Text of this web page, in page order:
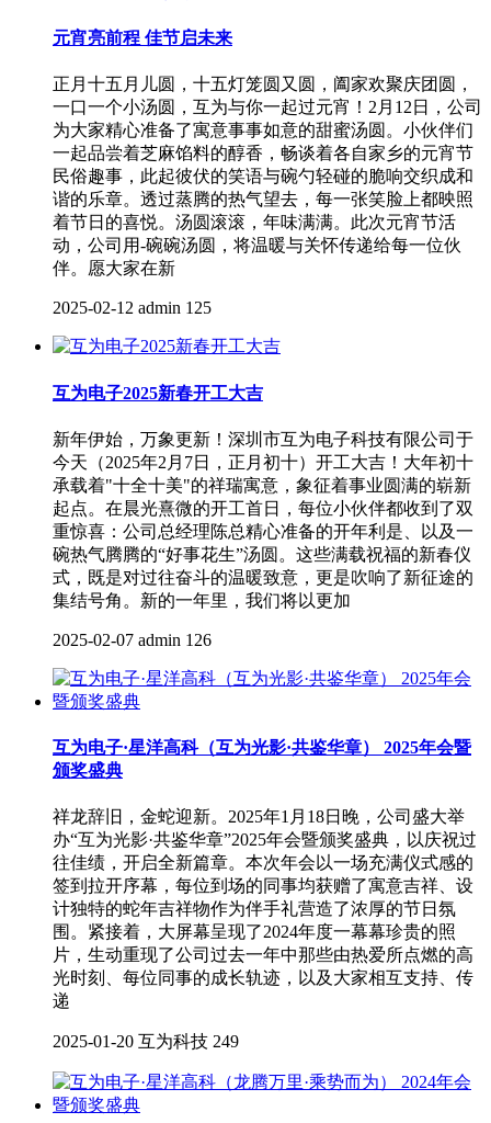
元宵亮前程 佳节启未来
正月十五月儿圆，十五灯笼圆又圆，阖家欢聚庆团圆，
一口一个小汤圆，互为与你一起过元宵！2月12日，公司
为大家精心准备了寓意事事如意的甜蜜汤圆。小伙伴们
一起品尝着芝麻馅料的醇香，畅谈着各自家乡的元宵节
民俗趣事，此起彼伏的笑语与碗勺轻碰的脆响交织成和
谐的乐章。透过蒸腾的热气望去，每一张笑脸上都映照
着节日的喜悦。汤圆滚滚，年味满满。此次元宵节活
动，公司用-碗碗汤圆，将温暖与关怀传递给每一位伙
伴。愿大家在新
2025-02-12 admin 125
互为电子2025新春开工大吉
新年伊始，万象更新！深圳市互为电子科技有限公司于
今天（2025年2月7日，正月初十）开工大吉！大年初十
承载着"十全十美"的祥瑞寓意，象征着事业圆满的崭新
起点。在晨光熹微的开工首日，每位小伙伴都收到了双
重惊喜：公司总经理陈总精心准备的开年利是、以及一
碗热气腾腾的“好事花生”汤圆。这些满载祝福的新春仪
式，既是对过往奋斗的温暖致意，更是吹响了新征途的
集结号角。新的一年里，我们将以更加
2025-02-07 admin 126
互为电子·星洋高科（互为光影·共鉴华章） 2025年会暨
颁奖盛典
祥龙辞旧，金蛇迎新。2025年1月18日晚，公司盛大举
办“互为光影·共鉴华章”2025年会暨颁奖盛典，以庆祝过
往佳绩，开启全新篇章。本次年会以一场充满仪式感的
签到拉开序幕，每位到场的同事均获赠了寓意吉祥、设
计独特的蛇年吉祥物作为伴手礼营造了浓厚的节日氛
围。紧接着，大屏幕呈现了2024年度一幕幕珍贵的照
片，生动重现了公司过去一年中那些由热爱所点燃的高
光时刻、每位同事的成长轨迹，以及大家相互支持、传
递
2025-01-20 互为科技 249